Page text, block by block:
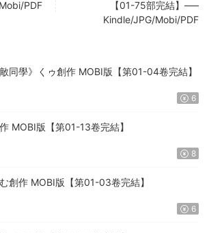
PDF
【01-75部完結】—–
Kindle/JPG/Mobi/PDF
同學》くゥ創作 MOBI版【第01-04卷完結】
6
MOBI版【第01-13卷完結】
8
創作 MOBI版【第01-03卷完結】
6